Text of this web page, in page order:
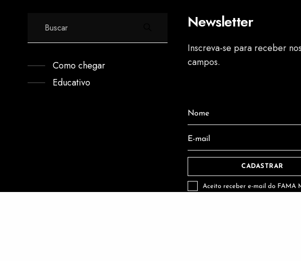
Como chegar
Educativo
Newsletter
Inscreva-se para receber
campos.
Nome
Nome
E-
mail
E-mail
CADASTRAR
Aceito receber e-mail do FAMA